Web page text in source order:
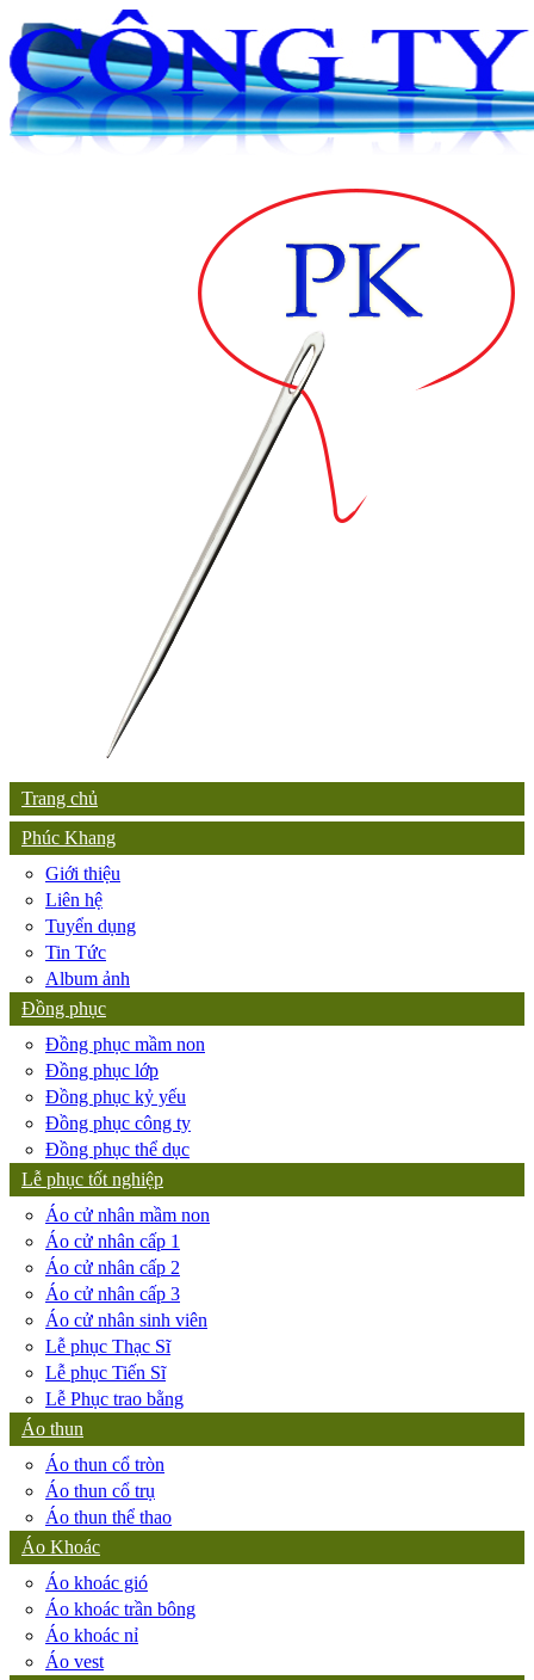
Trang chủ
Phúc Khang
Giới thiệu
Liên hệ
Tuyển dụng
Tin Tức
Album ảnh
Đồng phục
Đồng phục mầm non
Đồng phục lớp
Đồng phục kỷ yếu
Đồng phục công ty
Đồng phục thể dục
Lễ phục tốt nghiệp
Áo cử nhân mầm non
Áo cử nhân cấp 1
Áo cử nhân cấp 2
Áo cử nhân cấp 3
Áo cử nhân sinh viên
Lễ phục Thạc Sĩ
Lễ phục Tiến Sĩ
Lễ Phục trao bằng
Áo thun
Áo thun cổ tròn
Áo thun cổ trụ
Áo thun thể thao
Áo Khoác
Áo khoác gió
Áo khoác trần bông
Áo khoác nỉ
Áo vest